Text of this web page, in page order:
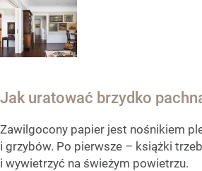
Jak uratować brzydko
Zawilgocony papier jest nośnikiem
i grzybów. Po pierwsze – książki
i wywietrzyć na świeżym powietrzu.